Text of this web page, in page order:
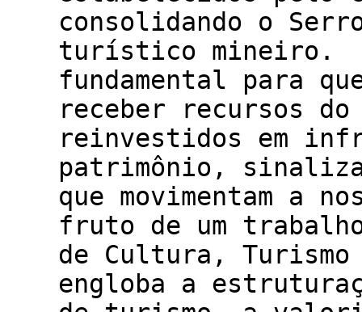
consolidando o
turístico mineiro.
fundamental para
receber recursos
reinvestidos em
patrimônio,
que movimentam a
fruto de um
de Cultura,
engloba a